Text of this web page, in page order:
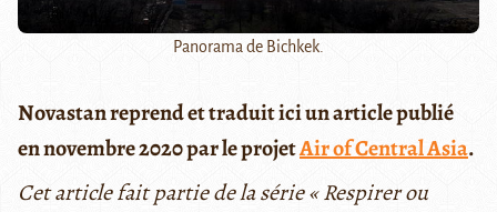
Panorama de Bichkek.
Novastan reprend et traduit ici un article publié
en novembre 2020 par le projetAir of Central Asia.
Cet article fait partie de la série « Respirer ou